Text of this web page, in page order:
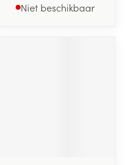
Niet beschikbaar